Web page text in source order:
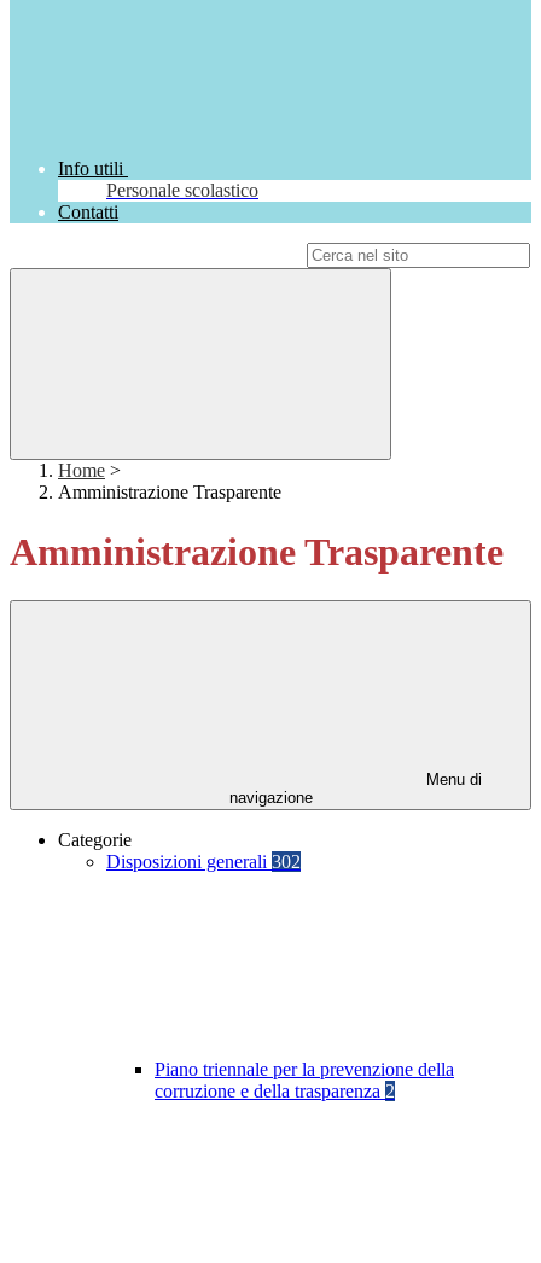
Info utili
Personale scolastico
Contatti
Home >
Amministrazione Trasparente
Amministrazione Trasparente
Menu di
navigazione
Categorie
Disposizioni generali 302
Piano triennale per la prevenzione della
corruzione e della trasparenza 2